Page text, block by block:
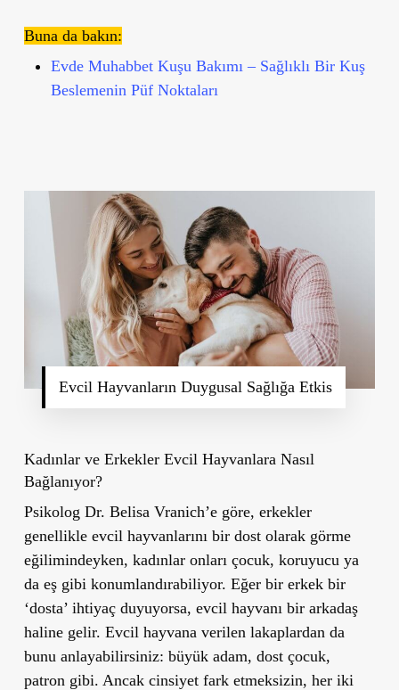
Buna da bakın:
Evde Muhabbet Kuşu Bakımı – Sağlıklı Bir Kuş
Beslemenin Püf Noktaları
Evcil Hayvanların Duygusal Sağlığa Etkis
Kadınlar ve Erkekler Evcil Hayvanlara Nasıl
Bağlanıyor?
Psikolog Dr. Belisa Vranich’e göre, erkekler
genellikle evcil hayvanlarını bir dost olarak görme
eğilimindeyken, kadınlar onları çocuk, koruyucu ya
da eş gibi konumlandırabiliyor. Eğer bir erkek bir
‘dosta’ ihtiyaç duyuyorsa, evcil hayvanı bir arkadaş
haline gelir. Evcil hayvana verilen lakaplardan da
bunu anlayabilirsiniz: büyük adam, dost çocuk,
patron gibi. Ancak cinsiyet fark etmeksizin, her iki